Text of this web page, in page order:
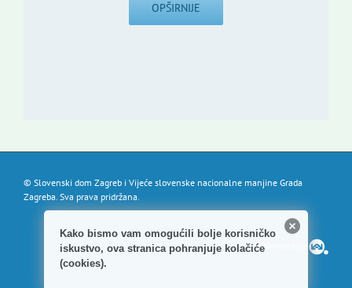
OPŠIRNIJE
© Slovenski dom Zagreb i Vijeće slovenske nacionalne manjine Grada
Zagreba. Sva prava pridržana.
Powered by
Kako bismo vam omogućili bolje korisničko
iskustvo, ova stranica pohranjuje kolačiće
(cookies).